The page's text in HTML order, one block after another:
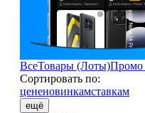
ВсеТовары (Лоты)Промо
Сортировать по:
цененовинкамставкам
ещё